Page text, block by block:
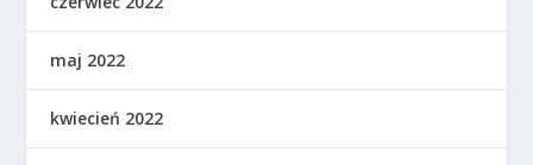
maj 2022
kwiecień 2022